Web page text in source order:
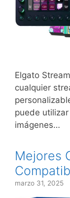
Elgato
cualquier
puede
imágenes…
Mejores
marzo 31, 2025